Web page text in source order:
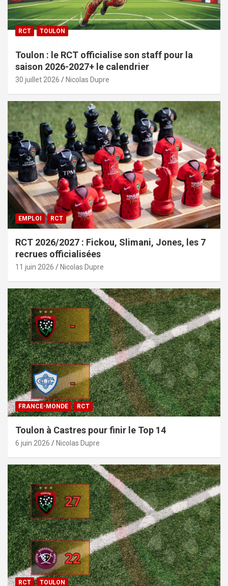
RCT TOULON
Toulon : le RCT officialise son staff pour la
saison 2026-2027+ le calendrier
30 juillet 2026 Nicolas Dupre
EMPLOI RCT
RCT 2026/2027 : Fickou, Slimani, Jones, les 7
recrues officialisées
11 juin 2026 Nicolas Dupre
FRANCE-MONDE RCT
Toulon à Castres pour finir le Top 14
6 juin 2026 Nicolas Dupre
RCT TOULON